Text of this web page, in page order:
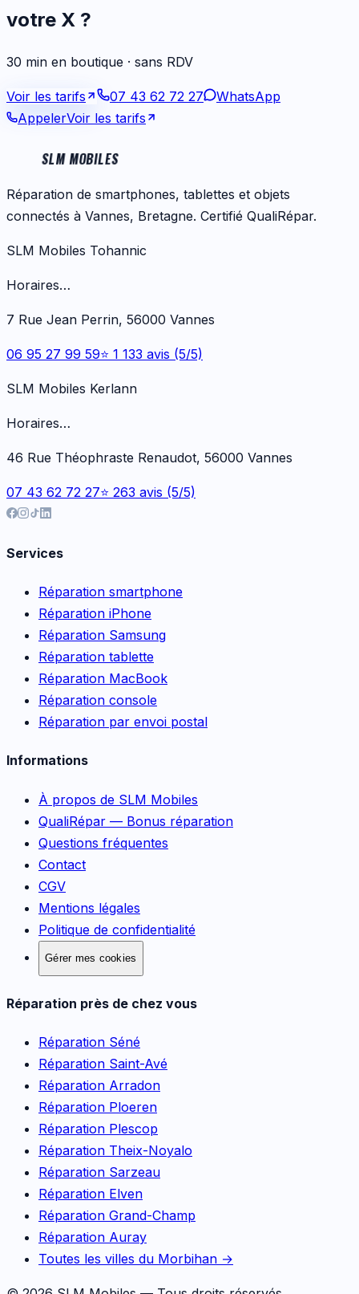
votre X ?
30 min en boutique · sans RDV
Voir les tarifs 07 43 62 72 27
WhatsApp
AppelerVoir les tarifs
SLM MOBILES
Réparation de smartphones, tablettes et objets
connectés à Vannes, Bretagne. Certifié QualiRépar.
SLM Mobiles Tohannic
Horaires…
7 Rue Jean Perrin, 56000 Vannes
06 95 27 99 59⭐ 1 133 avis (5/5)
SLM Mobiles Kerlann
Horaires…
46 Rue Théophraste Renaudot, 56000 Vannes
07 43 62 72 27⭐ 263 avis (5/5)
Services
Réparation smartphone
Réparation iPhone
Réparation Samsung
Réparation tablette
Réparation MacBook
Réparation console
Réparation par envoi postal
Informations
À propos de SLM Mobiles
QualiRépar — Bonus réparation
Questions fréquentes
Contact
CGV
Mentions légales
Politique de confidentialité
Gérer mes cookies
Réparation près de chez vous
Réparation Séné
Réparation Saint-Avé
Réparation Arradon
Réparation Ploeren
Réparation Plescop
Réparation Theix-Noyalo
Réparation Sarzeau
Réparation Elven
Réparation Grand-Champ
Réparation Auray
Toutes les villes du Morbihan →